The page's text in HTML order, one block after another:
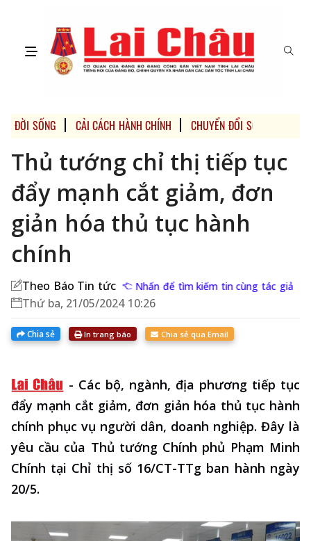
ĐỜI SỐNG CẢI CÁCH HÀNH CHÍNH CHUYỂN ĐỔI SỐ
Thủ tướng chỉ thị tiếp tục
đẩy mạnh cắt giảm, đơn
giản hóa thủ tục hành
chính
Theo Báo Tin tức Nhấn để tìm kiếm tin cùng tác giả
Thứ ba, 21/05/2024 10:26
Chia sẻ In trang báo Chia sẻ qua Email
- Các bộ, ngành, địa phương tiếp tục
đẩy mạnh cắt giảm, đơn giản hóa thủ tục hành
chính phục vụ người dân, doanh nghiệp. Đây là
yêu cầu của Thủ tướng Chính phủ Phạm Minh
Chính tại Chỉ thị số 16/CT-TTg ban hành ngày
20/5.